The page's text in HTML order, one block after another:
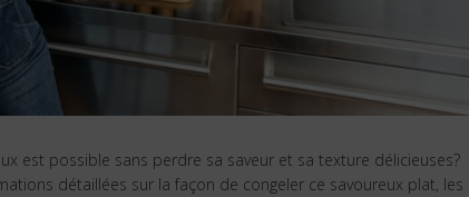
est possible sans perdre sa saveur et sa texture délicieuses?
détaillées sur la façon de congeler ce savoureux plat, les